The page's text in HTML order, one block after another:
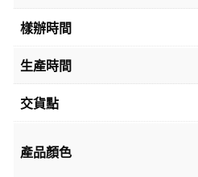
樣辦時間
生產時間
交貨點
產品顏色